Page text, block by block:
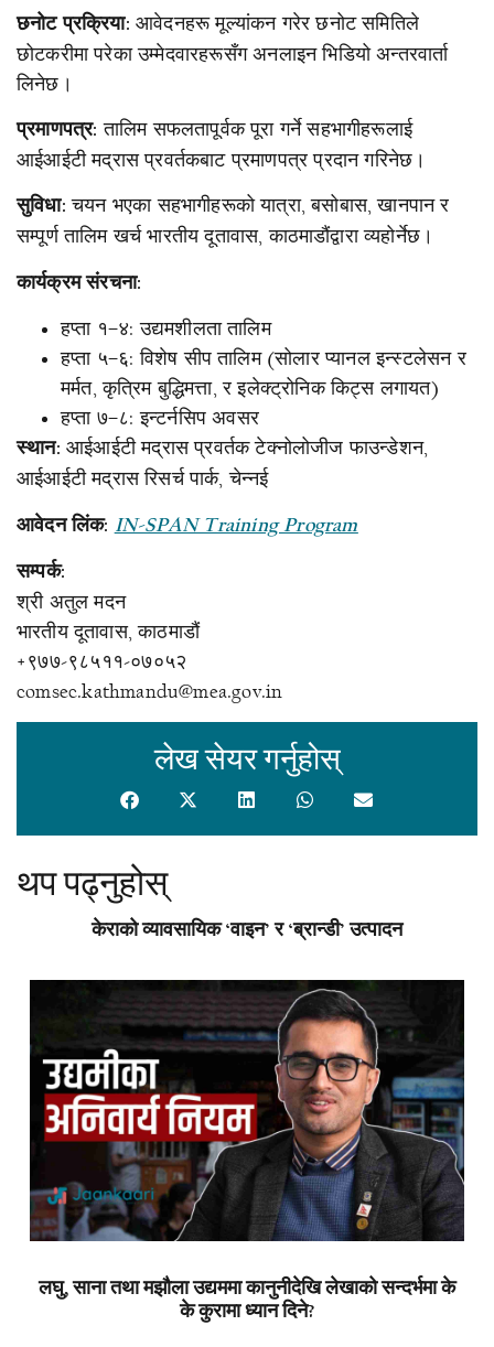
छनोट प्रक्रिया: आवेदनहरू मूल्यांकन गरेर छनोट समितिले
छोटकरीमा परेका उम्मेदवारहरूसँग अनलाइन भिडियो अन्तरवार्ता
लिनेछ।
प्रमाणपत्र: तालिम सफलतापूर्वक पूरा गर्ने सहभागीहरूलाई
आईआईटी मद्रास प्रवर्तकबाट प्रमाणपत्र प्रदान गरिनेछ।
सुविधा: चयन भएका सहभागीहरूको यात्रा, बसोबास, खानपान र
सम्पूर्ण तालिम खर्च भारतीय दूतावास, काठमाडौंद्वारा व्यहोर्नेछ।
कार्यक्रम संरचना:
हप्ता १–४: उद्यमशीलता तालिम
हप्ता ५–६: विशेष सीप तालिम (सोलार प्यानल इन्स्टलेसन र
मर्मत, कृत्रिम बुद्धिमत्ता, र इलेक्ट्रोनिक किट्स लगायत)
हप्ता ७–८: इन्टर्नसिप अवसर
स्थान: आईआईटी मद्रास प्रवर्तक टेक्नोलोजीज फाउन्डेशन,
आईआईटी मद्रास रिसर्च पार्क, चेन्नई
आवेदन लिंक: IN-SPAN Training Program
सम्पर्क:
श्री अतुल मदन
भारतीय दूतावास, काठमाडौं
+९७७-९८५११-०७०५२
comsec.kathmandu@mea.gov.in
लेख सेयर गर्नुहोस्
थप पढ्नुहोस्
केराको व्यावसायिक ‘वाइन’ र ‘ब्रान्डी’ उत्पादन
लघु, साना तथा मझौला उद्यममा कानुनीदेखि लेखाको सन्दर्भमा के
के कुरामा ध्यान दिने?